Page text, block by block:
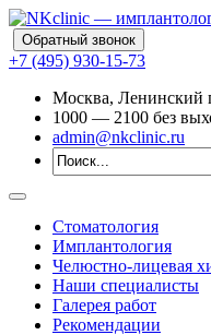
Обратный звонок
+7 (495) 930-15-73
Москва, Ленинский
1000 — 2100 без
admin@nkclinic.ru
Стоматология
Имплантология
Челюстно-лицевая
Наши специалисты
Галерея работ
Рекомендации